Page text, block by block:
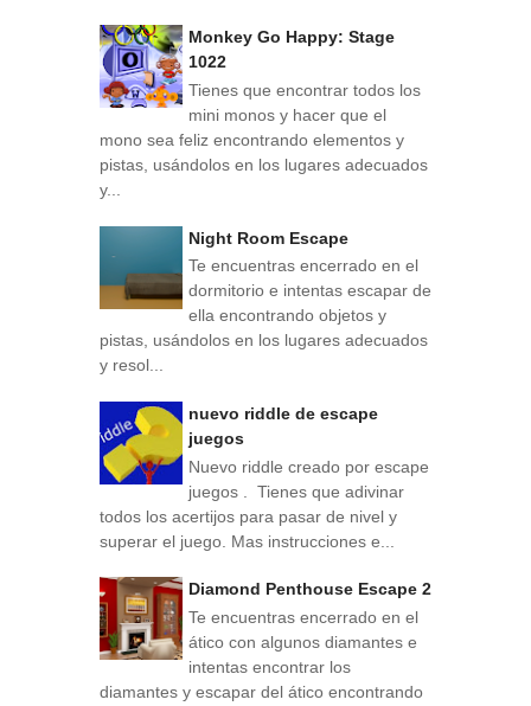
Monkey Go Happy: Stage
1022
Tienes que encontrar todos los
mini monos y hacer que el
mono sea feliz encontrando elementos y
pistas, usándolos en los lugares adecuados
y...
Night Room Escape
Te encuentras encerrado en el
dormitorio e intentas escapar de
ella encontrando objetos y
pistas, usándolos en los lugares adecuados
y resol...
nuevo riddle de escape
juegos
Nuevo riddle creado por escape
juegos . Tienes que adivinar
todos los acertijos para pasar de nivel y
superar el juego. Mas instrucciones e...
Diamond Penthouse Escape 2
Te encuentras encerrado en el
ático con algunos diamantes e
intentas encontrar los
diamantes y escapar del ático encontrando